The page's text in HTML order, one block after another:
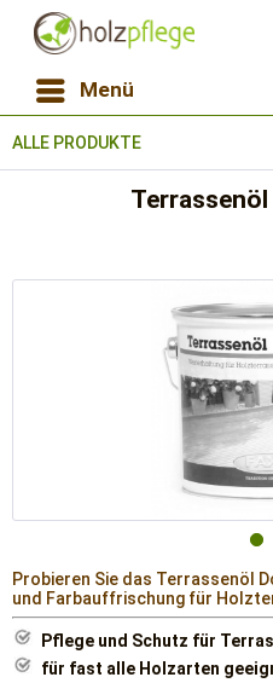
Menü
ALLE PRODUKTE
Probieren Sie das Terrassenöl
und Farbauffrischung für
Pflege und Schutz für
für fast alle Holzarten